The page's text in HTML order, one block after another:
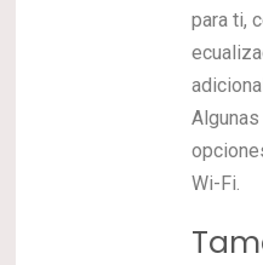
para ti,
Wi-Fi.